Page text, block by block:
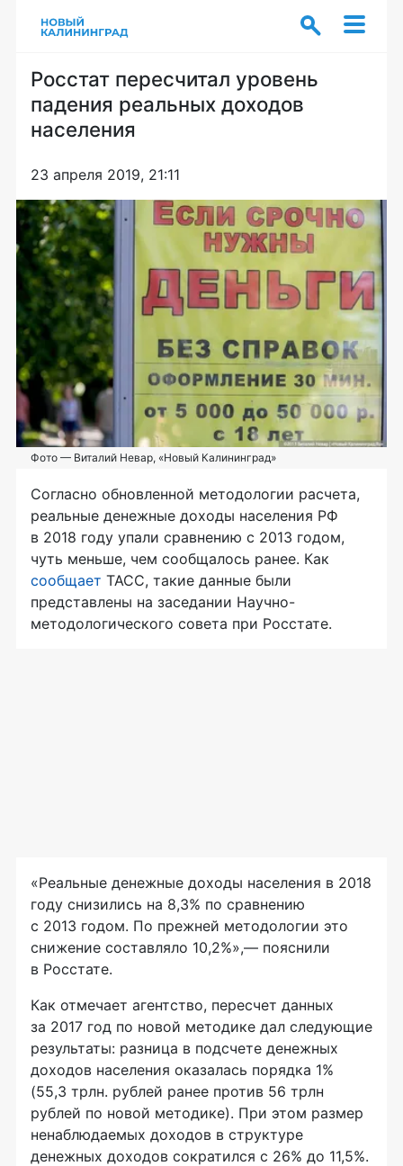
Росстат пересчитал уровень
падения реальных доходов
населения
23 апреля 2019, 21:11
Фото — Виталий Невар, «Новый Калининград»
Согласно обновленной методологии расчета,
реальные денежные доходы населения РФ
в 2018 году упали сравнению с 2013 годом,
чуть меньше, чем сообщалось ранее. Как
сообщает ТАСС, такие данные были
представлены на заседании Научно-
методологического совета при Росстате.
«Реальные денежные доходы населения в 2018
году снизились на 8,3% по сравнению
с 2013 годом. По прежней методологии это
снижение составляло 10,2%»,— пояснили
в Росстате.
Как отмечает агентство, пересчет данных
за 2017 год по новой методике дал следующие
результаты: разница в подсчете денежных
доходов населения оказалась порядка 1%
(55,3 трлн. рублей ранее против 56 трлн
рублей по новой методике). При этом размер
ненаблюдаемых доходов в структуре
денежных доходов сократился с 26% до 11,5%.